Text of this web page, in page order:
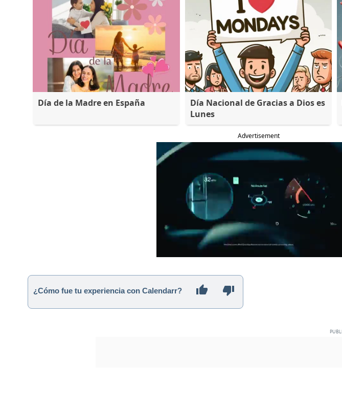
Día de la Madre en España
Día Nacional de Gracias a Dios es
Lunes
Advertisement
¿Cómo fue tu experiencia con Calendarr?